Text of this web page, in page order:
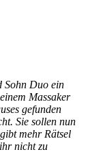
Sohn Duo ein
Massaker
gefunden
Sie sollen nun
mehr Rätsel
nicht zu